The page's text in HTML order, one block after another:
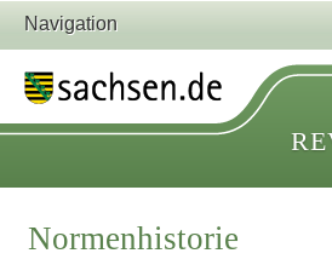
Navigation
Normenhistorie